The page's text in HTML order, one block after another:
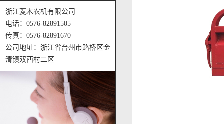
浙江菱木农机有限公司
电话：0576-82891505
传真：0576-82891670
公司地址：浙江省台州市路桥区金
清镇双西村二区